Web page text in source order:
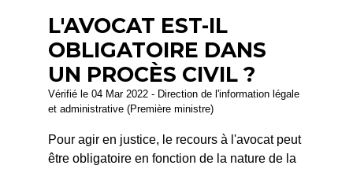
L'AVOCAT EST-IL
OBLIGATOIRE DANS
UN PROCÈS CIVIL ?
Vérifié le 04 Mar 2022 - Direction de l'information légale
et administrative (Première ministre)
Pour agir en justice, le recours à l'avocat peut
être obligatoire en fonction de la nature de la